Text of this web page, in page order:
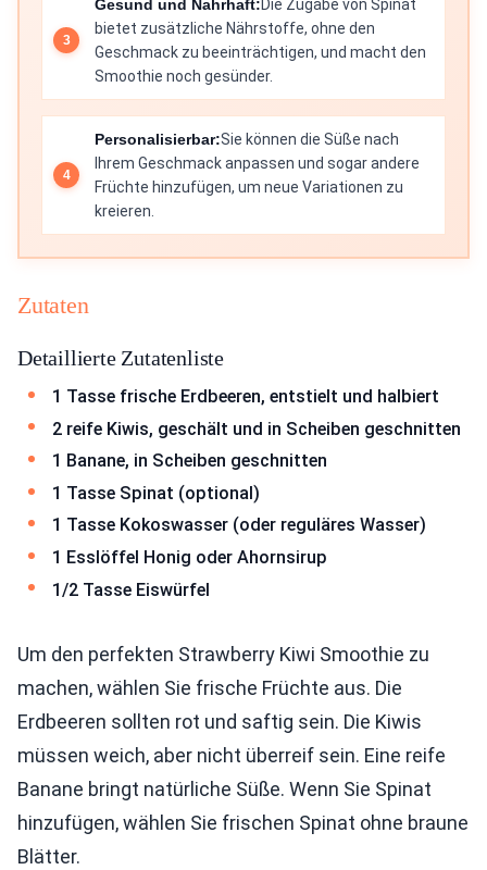
Gesund und Nahrhaft:Die Zugabe von Spinat
bietet zusätzliche Nährstoffe, ohne den
Geschmack zu beeinträchtigen, und macht den
Smoothie noch gesünder.
Personalisierbar:Sie können die Süße nach
Ihrem Geschmack anpassen und sogar andere
Früchte hinzufügen, um neue Variationen zu
kreieren.
Zutaten
Detaillierte Zutatenliste
1 Tasse frische Erdbeeren, entstielt und halbiert
2 reife Kiwis, geschält und in Scheiben geschnitten
1 Banane, in Scheiben geschnitten
1 Tasse Spinat (optional)
1 Tasse Kokoswasser (oder reguläres Wasser)
1 Esslöffel Honig oder Ahornsirup
1/2 Tasse Eiswürfel
Um den perfekten Strawberry Kiwi Smoothie zu
machen, wählen Sie frische Früchte aus. Die
Erdbeeren sollten rot und saftig sein. Die Kiwis
müssen weich, aber nicht überreif sein. Eine reife
Banane bringt natürliche Süße. Wenn Sie Spinat
hinzufügen, wählen Sie frischen Spinat ohne braune
Blätter.